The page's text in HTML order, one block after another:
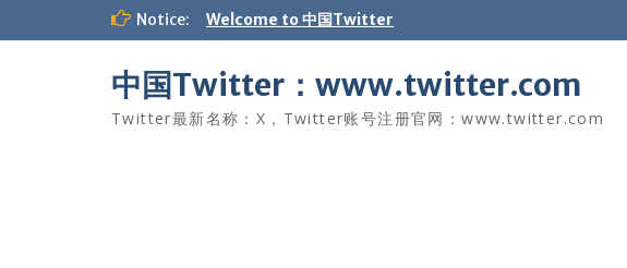
Notice: Welcome to 中国Twitter
中国Twitter：www.twitter.com
Twitter最新名称：X，Twitter账号注册官网：www.twitter.com